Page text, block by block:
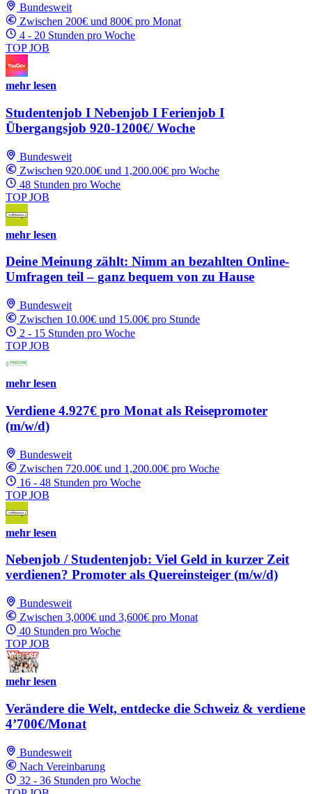
Bundesweit
Zwischen 200€ und 800€ pro Monat
4 - 20 Stunden pro Woche
TOP JOB
mehr lesen
Studentenjob I Nebenjob I Ferienjob I
Übergangsjob 920-1200€/ Woche
Bundesweit
Zwischen 920.00€ und 1,200.00€ pro Woche
48 Stunden pro Woche
TOP JOB
mehr lesen
Deine Meinung zählt: Nimm an bezahlten Online-
Umfragen teil – ganz bequem von zu Hause
Bundesweit
Zwischen 10.00€ und 15.00€ pro Stunde
2 - 15 Stunden pro Woche
TOP JOB
mehr lesen
Verdiene 4.927€ pro Monat als Reisepromoter
(m/w/d)
Bundesweit
Zwischen 720.00€ und 1,200.00€ pro Woche
16 - 48 Stunden pro Woche
TOP JOB
mehr lesen
Nebenjob / Studentenjob: Viel Geld in kurzer Zeit
verdienen? Promoter als Quereinsteiger (m/w/d)
Bundesweit
Zwischen 3,000€ und 3,600€ pro Monat
40 Stunden pro Woche
TOP JOB
mehr lesen
Verändere die Welt, entdecke die Schweiz & verdiene
4’700€/Monat
Bundesweit
Nach Vereinbarung
32 - 36 Stunden pro Woche